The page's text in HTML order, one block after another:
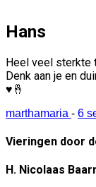
Hans
Heel veel sterkte
Denk aan je en
♥️🤞
marthamaria - 6
Vieringen door
H. Nicolaas